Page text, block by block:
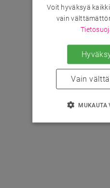
Voit hyväksyä
vain
Vain
MUKAUTA